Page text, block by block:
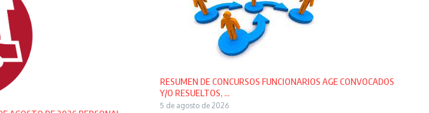
RESUMEN DE CONCURSOS FUNCIONARIOS AGE CONVOCADOS
Y/O RESUELTOS, ...
5 de agosto de 2026